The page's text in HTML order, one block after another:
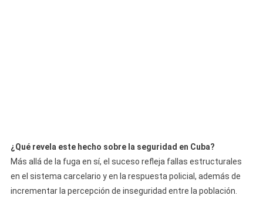
¿Qué revela este hecho sobre la seguridad en Cuba?
Más allá de la fuga en sí, el suceso refleja fallas estructurales
en el sistema carcelario y en la respuesta policial, además de
incrementar la percepción de inseguridad entre la población.